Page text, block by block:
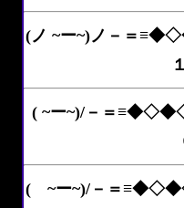
(ノ ~ー~)ノ－＝
( ~ー~)/－＝
( ~ー~)/－＝